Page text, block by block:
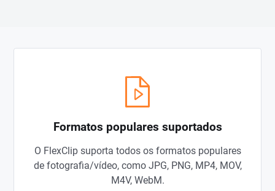
Formatos populares suportados
O FlexClip suporta todos os formatos populares
de fotografia/vídeo, como JPG, PNG, MP4, MOV,
M4V, WebM.